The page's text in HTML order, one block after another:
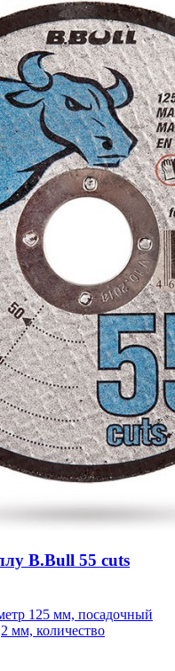
B.Bull 55 cuts
125 мм, посадочный
мм, количество